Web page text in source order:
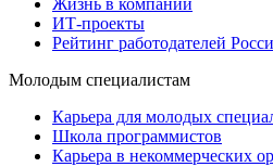
Жизнь в компании
ИТ-проекты
Рейтинг работодателей
Молодым специалистам
Карьера для молодых
Школа программистов
Карьера в некоммерческих